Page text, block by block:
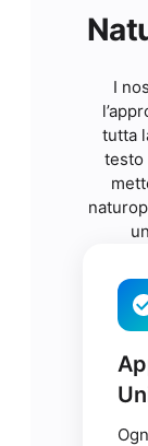
I
tutta
testo